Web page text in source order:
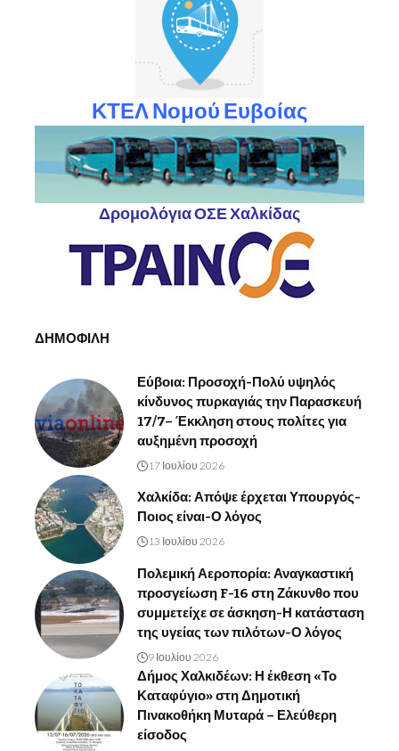
ΚΤΕΛ Νομού Ευβοίας
Δρομολόγια ΟΣΕ Χαλκίδας
ΔΗΜΟΦΙΛΗ
Εύβοια: Προσοχή-Πολύ υψηλός
κίνδυνος πυρκαγιάς την Παρασκευή
17/7– Έκκληση στους πολίτες για
αυξημένη προσοχή
17 Ιουλίου 2026
Χαλκίδα: Απόψε έρχεται Υπουργός-
Ποιος είναι-Ο λόγος
13 Ιουλίου 2026
Πολεμική Αεροπορία: Αναγκαστική
προσγείωση F-16 στη Ζάκυνθο που
συμμετείχε σε άσκηση-Η κατάσταση
της υγείας των πιλότων-Ο λόγος
9 Ιουλίου 2026
Δήμος Χαλκιδέων: Η έκθεση «Το
Καταφύγιο» στη Δημοτική
Πινακοθήκη Μυταρά – Ελεύθερη
είσοδος